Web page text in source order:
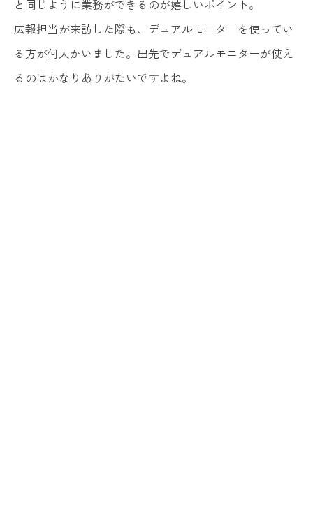
と同じように業務ができるのが嬉しいポイント。
広報担当が来訪した際も、デュアルモニターを使ってい
る方が何人かいました。出先でデュアルモニターが使え
るのはかなりありがたいですよね。